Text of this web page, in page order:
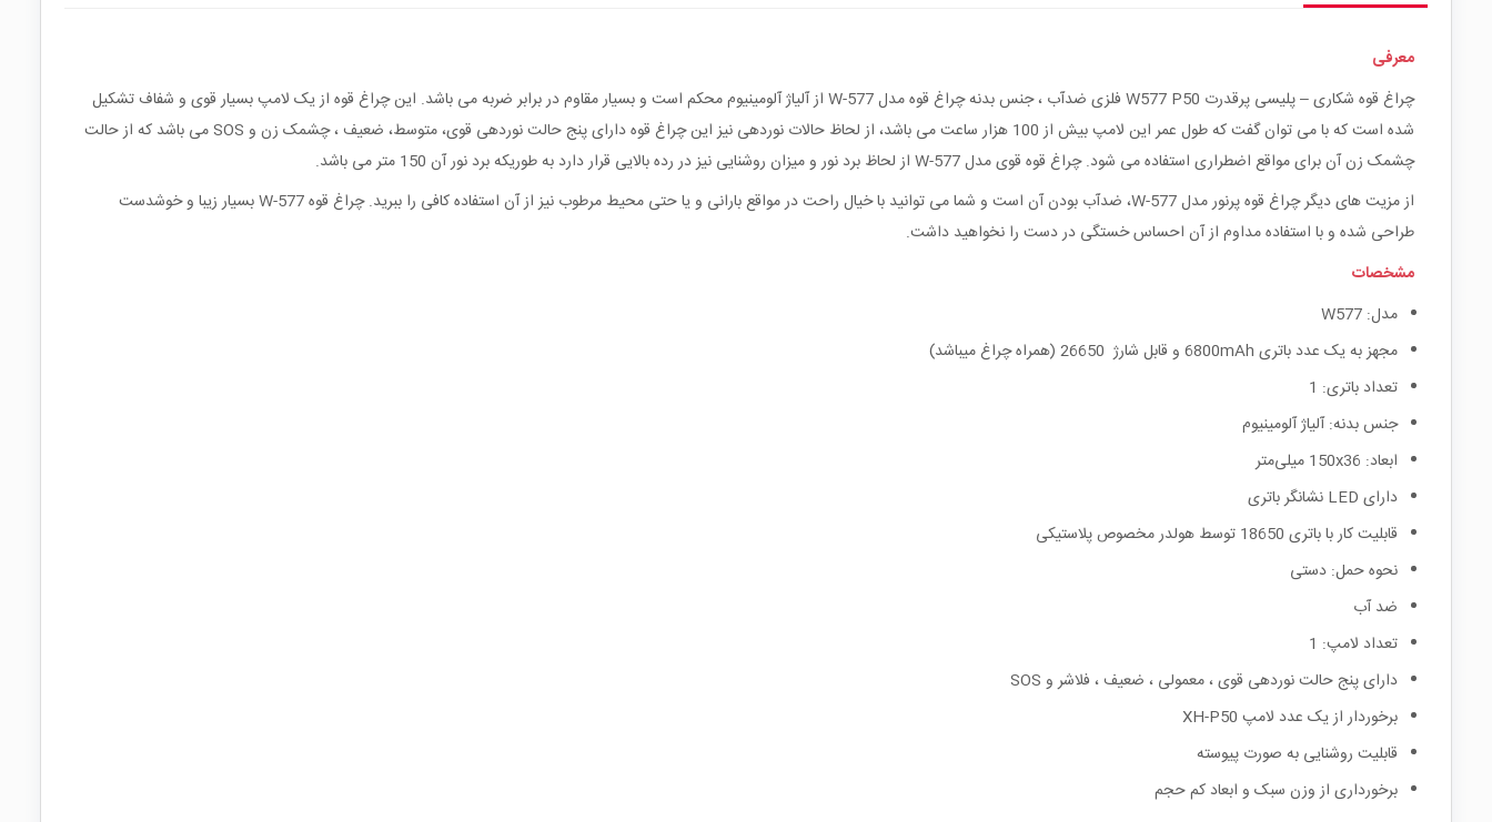
معرفی
چراغ قوه شکاری – پلیسی پرقدرت W577 P50 فلزی ضدآب ، جنس بدنه چراغ قوه مدل W-577 از آلیاژ آلومینیوم محکم است و بسیار مقاوم در برابر ضربه می باشد. این چراغ قوه از یک لامپ بسیار قوی و شفاف تشکیل
شده است که با می توان گفت که طول عمر این لامپ بیش از 100 هزار ساعت می باشد، از لحاظ حالات نوردهی نیز این چراغ قوه دارای پنج حالت نوردهی قوی، متوسط، ضعیف ، چشمک زن و SOS می باشد که از حالت
چشمک زن آن برای مواقع اضطراری استفاده می شود. چراغ قوه قوی مدل W-577 از لحاظ برد نور و میزان روشنایی نیز در رده بالایی قرار دارد به طوریکه برد نور آن 150 متر می باشد.
از مزیت های دیگر چراغ قوه پرنور مدل W-577، ضدآب بودن آن است و شما می توانید با خیال راحت در مواقع بارانی و یا حتی محیط مرطوب نیز از آن استفاده کافی را ببرید. چراغ قوه W-577 بسیار زیبا و خوشدست
طراحی شده و با استفاده مداوم از آن احساس خستگی در دست را نخواهید داشت.
مشخصات
مدل: W577
مجهز به یک عدد باتری 6800mAh و قابل شارژ 26650 (همراه چراغ میباشد)
تعداد باتری: 1
جنس بدنه: آلیاژ آلومینیوم
ابعاد: 150x36 میلی‌متر
دارای LED نشانگر باتری
قابلیت کار با باتری 18650 توسط هولدر مخصوص پلاستیکی
نحوه حمل: دستی
ضد آب
تعداد لامپ: 1
دارای پنج حالت نوردهی قوی ، معمولی ، ضعیف ، فلاشر و SOS
برخوردار از یک عدد لامپ XH-P50
قابلیت روشنایی به صورت پیوسته
برخورداری از وزن سبک و ابعاد کم حجم